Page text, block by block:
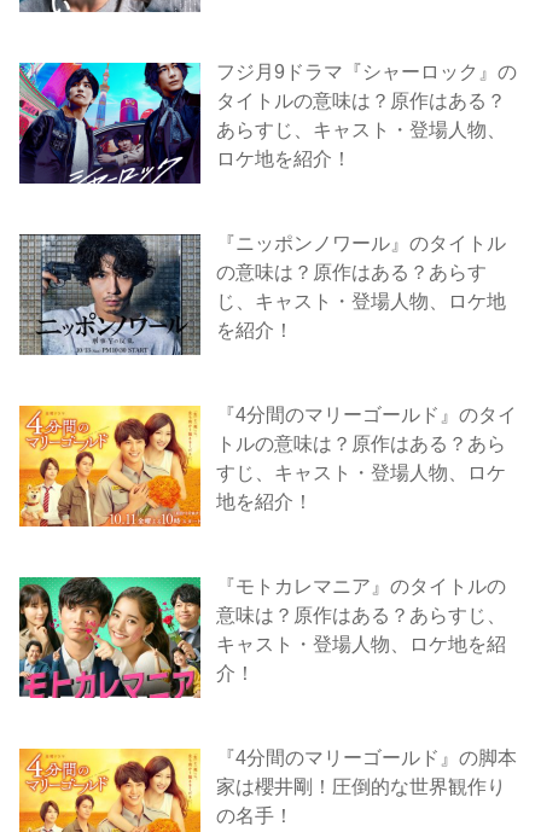
フジ月9ドラマ『シャーロック』の
タイトルの意味は？原作はある？
あらすじ、キャスト・登場人物、
ロケ地を紹介！
『ニッポンノワール』のタイトル
の意味は？原作はある？あらす
じ、キャスト・登場人物、ロケ地
を紹介！
『4分間のマリーゴールド』のタイ
トルの意味は？原作はある？あら
すじ、キャスト・登場人物、ロケ
地を紹介！
『モトカレマニア』のタイトルの
意味は？原作はある？あらすじ、
キャスト・登場人物、ロケ地を紹
介！
『4分間のマリーゴールド』の脚本
家は櫻井剛！圧倒的な世界観作り
の名手！